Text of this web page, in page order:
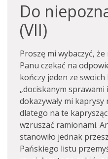
Do
(VII)
Proszę mi wybaczyć, że
Panu czekać na
kończy jeden ze
„dociskanym sprawami
dokazywały mi
dlatego na te
wzruszać ramionami.
stanowiło jednak
Pańskiego listu